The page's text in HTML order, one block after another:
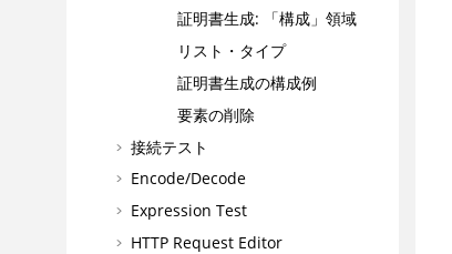
証明書生成: 「構成」領域
リスト・タイプ
証明書生成の構成例
要素の削除
接続テスト
Encode/Decode
Expression Test
HTTP Request Editor